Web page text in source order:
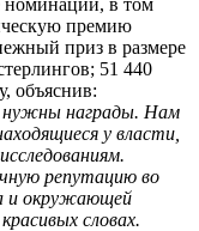
премию
приз в размере
51 440
объяснив:
нужны награды. Нам
у власти,
репутацию во
и окружающей
словах.